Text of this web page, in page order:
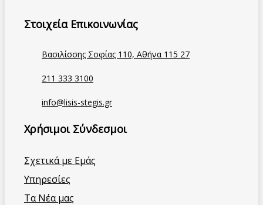
Στοιχεία Επικοινωνίας
Βασιλίσσης Σοφίας 110, Αθήνα 115 27
211 333 3100
info@lisis-stegis.gr
Χρήσιμοι Σύνδεσμοι
Σχετικά με Εμάς
Υπηρεσίες
Τα Νέα μας